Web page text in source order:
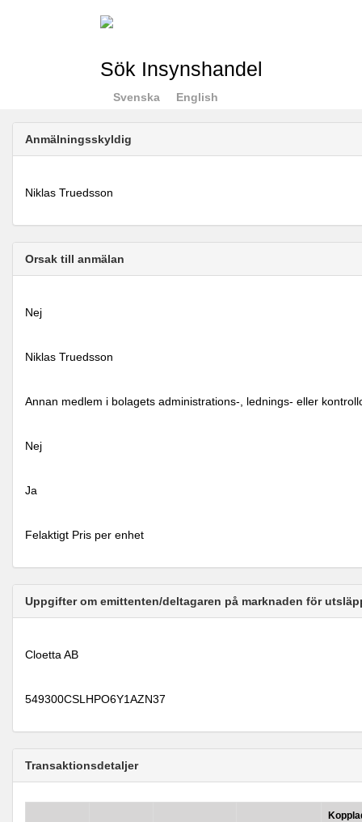
Sök Insynshandel
Svenska English
Anmälningsskyldig
Niklas Truedsson
Orsak till anmälan
Nej
Niklas Truedsson
Annan medlem i bolagets administrations-, lednings- eller
Nej
Ja
Felaktigt Pris per enhet
Uppgifter om emittenten/deltagaren på marknaden för
Cloetta AB
549300CSLHPO6Y1AZN37
Transaktionsdetaljer